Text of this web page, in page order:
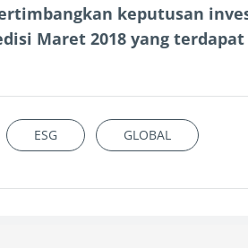
keputusan
Maret 2018 yang terdapat
ESG GLOBAL